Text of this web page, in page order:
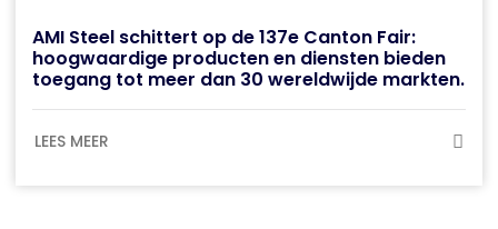
AMI Steel schittert op de 137e Canton Fair:
hoogwaardige producten en diensten bieden
toegang tot meer dan 30 wereldwijde markten.
LEES MEER